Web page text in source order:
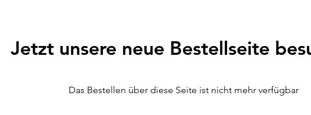
Jetzt unsere neue Bestellseite
Das Bestellen über diese Seite ist nicht mehr verfügbar